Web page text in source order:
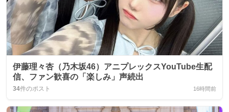
伊藤理々杏（乃木坂46）アニプレックスYouTube生配
信、ファン歓喜の「楽しみ」声続出
34件のポスト 16時間前